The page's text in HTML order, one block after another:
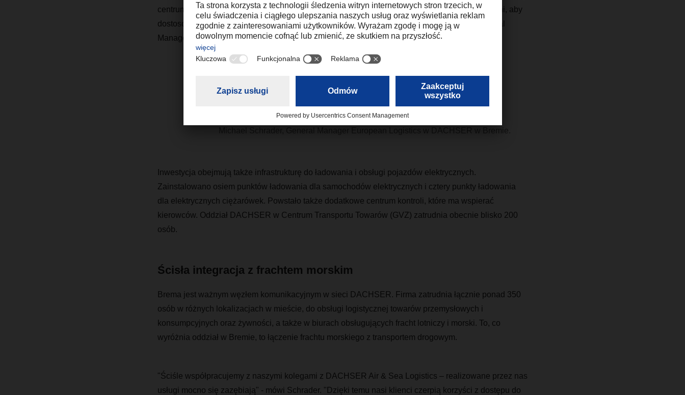
centrum transportu towarowego. Teraz jednak przyszedł czas na stworzenie większej przestrzeni, aby
dostosować się do rosnącego wolumenu przesyłek w Bremie" - mówi Michael Schrader, General
Manager European Logistics w DACHSER w Bremie.
“Dzięki nowemu obiektowi jesteśmy gotowi na to, co
przyniesie przyszłość”
Michael Schrader, General Manager European Logistics w DACHSER w Bremie.
Inwestycja obejmują także infrastrukturę do ładowania i obsługi pojazdów elektrycznych.
Zainstalowano osiem punktów ładowania dla samochodów elektrycznych i cztery punkty ładowania
dla elektrycznych ciężarówek. Powstało także dodatkowe centrum kontroli, które ma wspierać
kierowców. Oddział DACHSER w Centrum Transportu Towarów (GVZ) zatrudnia obecnie blisko 200
osób.
Ścisła integracja z frachtem morskim
Brema jest ważnym węzłem komunikacyjnym w sieci DACHSER. Firma zatrudnia łącznie ponad 350
osób w różnych lokalizacjach w mieście, do obsługi logistycznej towarów przemysłowych i
konsumpcyjnych oraz żywności, a także w biurach obsługujących fracht lotniczy i morski. To, co
wyróżnia oddział w Bremie, to łączenie frachtu morskiego z transportem drogowym.
"Ściśle współpracujemy z naszymi kolegami z DACHSER Air & Sea Logistics – realizowane przez nas
usługi mocno się zazębiają" - mówi Schrader. "Dzięki temu nasi klienci czerpią korzyści z dostępu do